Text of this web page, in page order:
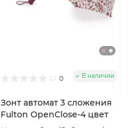
0 В наличии
Зонт автомат 3 сложения
Fulton OpenClose-4 цвет